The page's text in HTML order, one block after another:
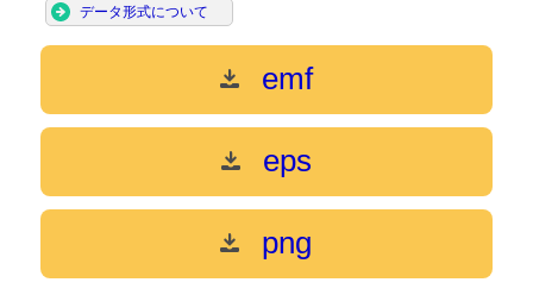
データ形式について
emf
eps
png